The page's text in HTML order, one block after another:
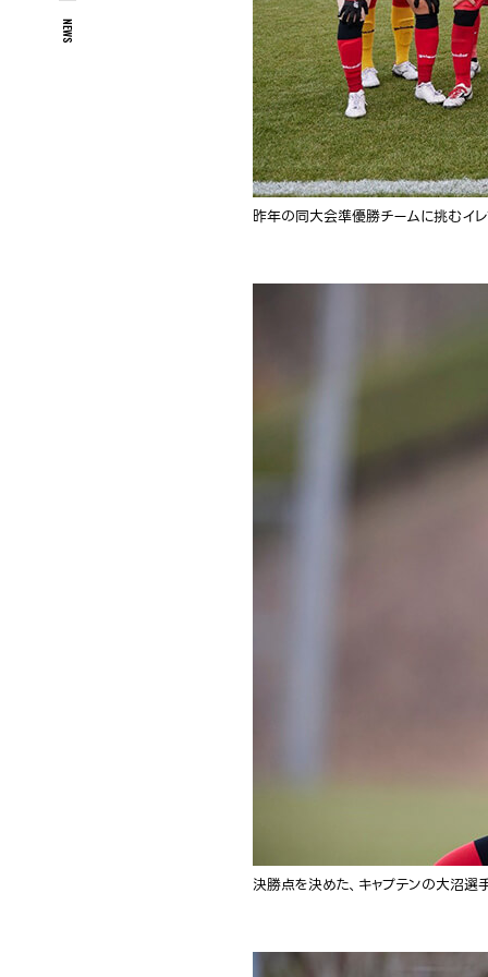
昨年の同大会準優勝チームに挑むイ
決勝点を決めた、キャプテンの大沼選
NEWS